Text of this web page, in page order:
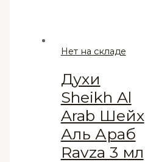
Нет на складе
Духи
Sheikh Al
Arab Шейх
Аль Араб
Ravza 3 мл